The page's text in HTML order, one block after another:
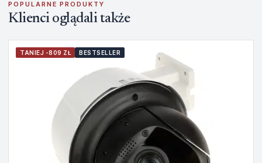
POPULARNE PRODUKTY
Klienci oglądali także
TANIEJ -809 ZŁ BESTSELLER